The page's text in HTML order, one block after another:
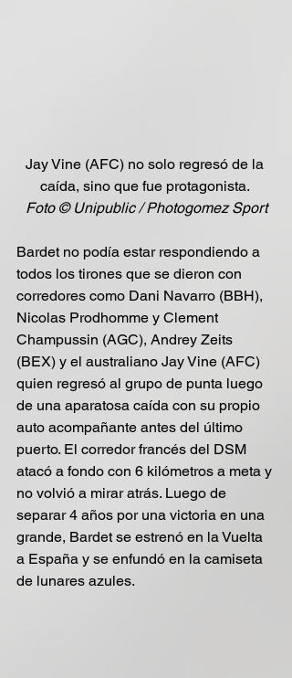
Jay Vine (AFC) no solo regresó de la
caída, sino que fue protagonista.
Foto © Unipublic / Photogomez Sport
Bardet no podía estar respondiendo a
todos los tirones que se dieron con
corredores como Dani Navarro (BBH),
Nicolas Prodhomme y Clement
Champussin (AGC), Andrey Zeits
(BEX) y el australiano Jay Vine (AFC)
quien regresó al grupo de punta luego
de una aparatosa caída con su propio
auto acompañante antes del último
puerto. El corredor francés del DSM
atacó a fondo con 6 kilómetros a meta y
no volvió a mirar atrás. Luego de
separar 4 años por una victoria en una
grande, Bardet se estrenó en la Vuelta
a España y se enfundó en la camiseta
de lunares azules.